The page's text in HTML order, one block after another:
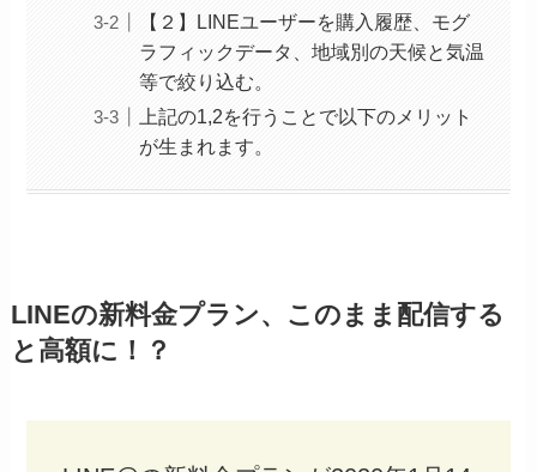
【２】LINEユーザーを購入履歴、モグ
ラフィックデータ、地域別の天候と気温
等で絞り込む。
上記の1,2を行うことで以下のメリット
が生まれます。
LINEの新料金プラン、このまま配信する
と高額に！？